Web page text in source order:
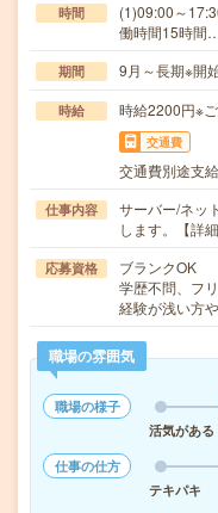
時間
(1)09:00～
働時間15時間
期間 9月～長期※開
時給 時給2200円※
交通費
交通費別途支
仕事内容
サーバー/ネッ
します。【詳
応募資格
ブランクOK
学歴不問、フ
経験が浅い方
職場の雰囲気
職場の様子
活気がある
仕事の仕方
テキパキ